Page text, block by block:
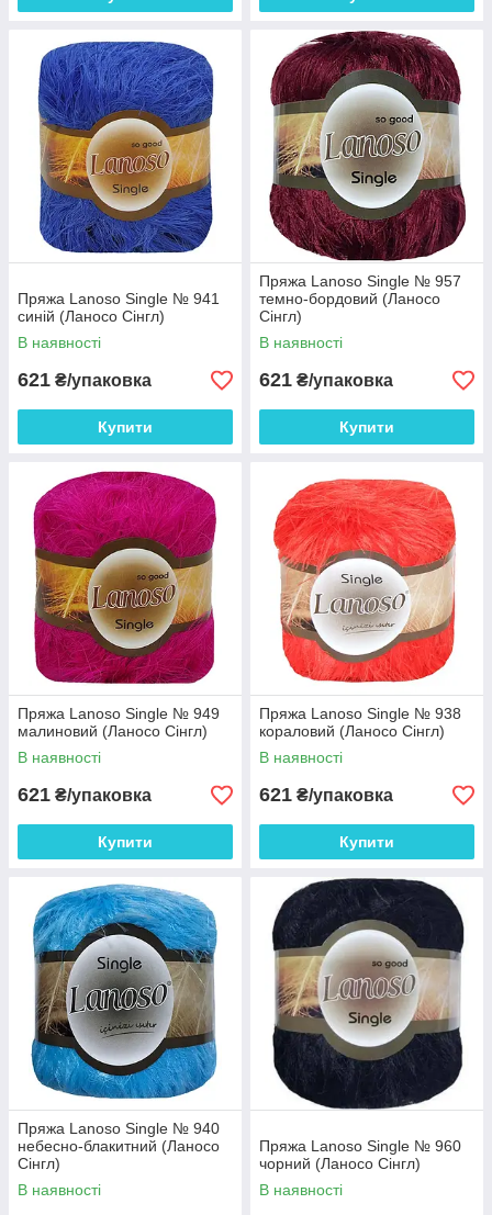
Пряжа Lanoso Single № 941
синій (Ланосо Сінгл)
В наявності
621 ₴/упаковка
Купити
Пряжа Lanoso Single № 957
темно-бордовий (Ланосо
Сінгл)
В наявності
621 ₴/упаковка
Купити
Пряжа Lanoso Single № 949
малиновий (Ланосо Сінгл)
В наявності
621 ₴/упаковка
Купити
Пряжа Lanoso Single № 938
кораловий (Ланосо Сінгл)
В наявності
621 ₴/упаковка
Купити
Пряжа Lanoso Single № 940
небесно-блакитний (Ланосо
Сінгл)
В наявності
Пряжа Lanoso Single № 960
чорний (Ланосо Сінгл)
В наявності